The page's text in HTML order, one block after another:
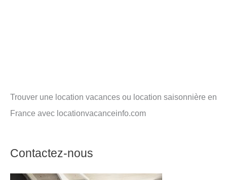
Trouver une location vacances ou location saisonnière en
France avec locationvacanceinfo.com
Contactez-nous